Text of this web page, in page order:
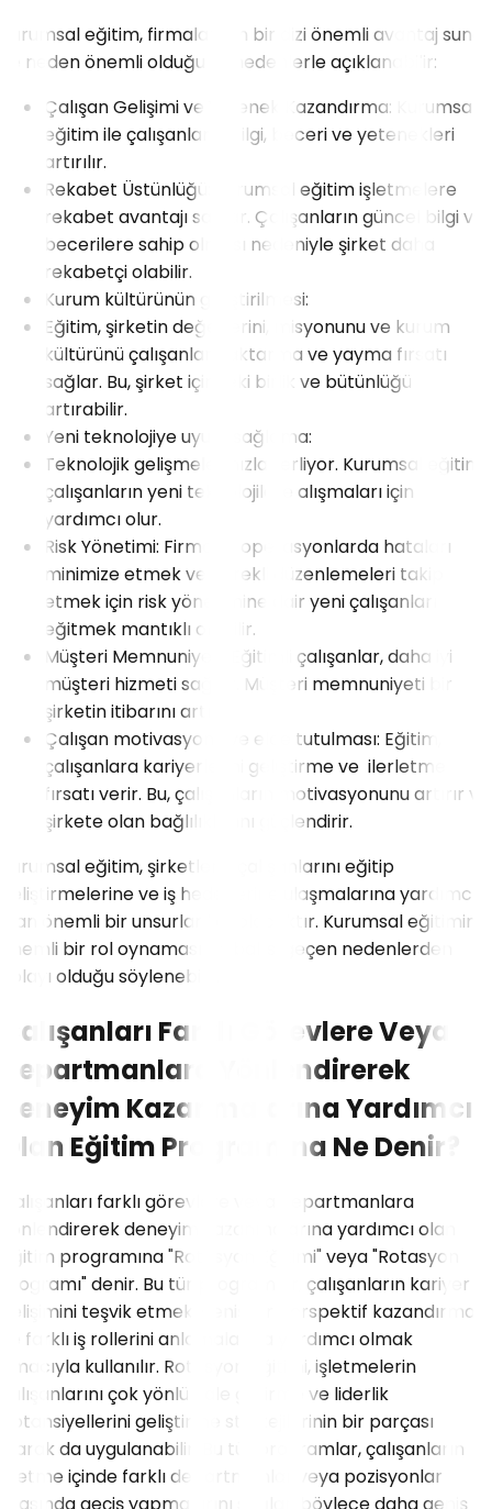
Kurumsal eğitim, firmalar için bir dizi önemli avantaj sunar
ve neden önemli olduğu şu nedenlerle açıklanabilir:
Çalışan Gelişimi ve Yetenek Kazandırma: Kurumsal
eğitim ile çalışanların bilgi, beceri ve yetenekleri
artırılır.
Rekabet Üstünlüğü: Kurumsal eğitim işletmelere
rekabet avantajı sağlar. Çalışanların güncel bilgi ve
becerilere sahip olması nedeniyle şirket daha
rekabetçi olabilir.
Kurum kültürünün geliştirilmesi:
Eğitim, şirketin değerlerini, misyonunu ve kurum
kültürünü çalışanlara aktarma ve yayma fırsatı
sağlar. Bu, şirket içindeki birlik ve bütünlüğü
artırabilir.
Yeni teknolojiye uyum sağlama:
Teknolojik gelişmeler hızla ilerliyor. Kurumsal eğitim,
çalışanların yeni teknolojilere alışmaları için
yardımcı olur.
Risk Yönetimi: Firmalar operasyonlarda hataları
minimize etmek ve gerekli düzenlemeleri takip
etmek için risk yönetimine dair yeni çalışanları
eğitmek mantıklı olabilir.
Müşteri Memnuniyeti: Eğitimli çalışanlar, daha iyi
müşteri hizmeti sağlar. Müşteri memnuniyeti bir
şirketin itibarını artırır.
Çalışan motivasyonu ve elde tutulması: Eğitim,
çalışanlara kariyerlerini geliştirme ve ilerletme
fırsatı verir. Bu, çalışanların motivasyonunu artırır ve
şirkete olan bağlılıklarını güçlendirir.
Kurumsal eğitim, şirketlerin çalışanlarını eğitip
geliştirmelerine ve iş hedeflerine ulaşmalarına yardımcı
olan önemli bir unsurlar biri olacaktır. Kurumsal eğitimin
önemli bir rol oynamasının bahsi geçen nedenlerden
dolayı olduğu söylenebilir.
Çalışanları Farklı Görevlere Veya
Departmanlara Yönlendirerek
Deneyim Kazanmalarına Yardımcı
Olan Eğitim Programına Ne Denir?
Çalışanları farklı görevlere veya departmanlara
yönlendirerek deneyim kazanmalarına yardımcı olan
eğitim programına "Rotasyon Eğitimi" veya "Rotasyon
Programı" denir. Bu tür programlar, çalışanların kariyer
gelişimini teşvik etmek, geniş bir perspektif kazandırmak
ve farklı iş rollerini anlamalarına yardımcı olmak
amacıyla kullanılır. Rotasyon eğitimi, işletmelerin
çalışanlarını çok yönlü hale getirme ve liderlik
potansiyellerini geliştirme stratejilerinin bir parçası
olarak da uygulanabilir. Bu tür programlar, çalışanların
işletme içinde farklı departmanlar veya pozisyonlar